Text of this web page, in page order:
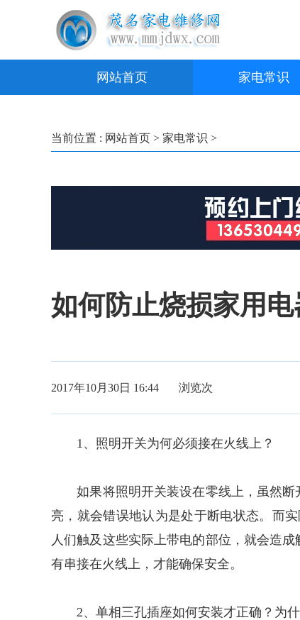
网站首页 家电常识
当前位置 : 网站首页 > 家电常识 >
如何防止烧损家用
2017年10月30日 16:44 浏览次
1、照明开关为何必须接在火线上？
如果将照明开关装设在零线上，虽然断
亮，就会错误地认为是处于断电状态。而
人们触及这些实际上带电的部位，就会造
有串接在火线上，才能确保安全。
2、单相三孔插座如何安装才正确？为什